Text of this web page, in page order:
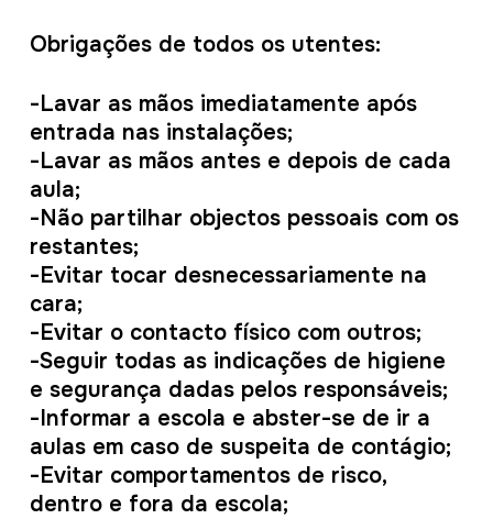
Obrigações de todos os utentes:
-Lavar as mãos imediatamente após
entrada nas instalações;
-Lavar as mãos antes e depois de cada
aula;
-Não partilhar objectos pessoais com os
restantes;
-Evitar tocar desnecessariamente na
cara;
-Evitar o contacto físico com outros;
-Seguir todas as indicações de higiene
e segurança dadas pelos responsáveis;
-Informar a escola e abster-se de ir a
aulas em caso de suspeita de contágio;
-Evitar comportamentos de risco,
dentro e fora da escola;